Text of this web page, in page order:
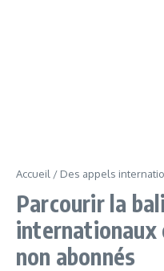
Accueil / Des appels
Parcourir la
internationaux
non abonnés